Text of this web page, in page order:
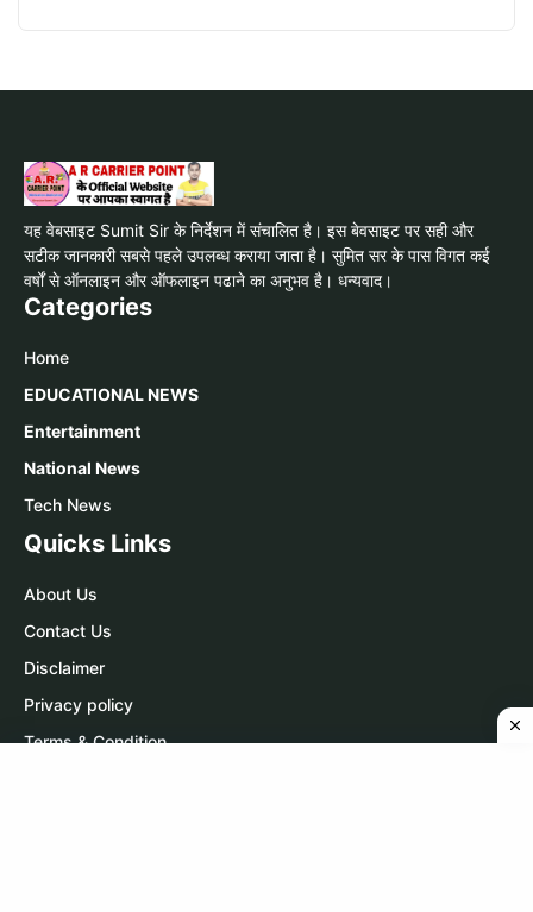
यह वेबसाइट Sumit Sir के निर्देशन में संचालित है। इस बेवसाइट पर सही और
सटीक जानकारी सबसे पहले उपलब्ध कराया जाता है। सुमित सर के पास विगत कई
वर्षों से ऑनलाइन और ऑफलाइन पढाने का अनुभव है। धन्यवाद।
Categories
Home
EDUCATIONAL NEWS
Entertainment
National News
Tech News
Quicks Links
About Us
Contact Us
Disclaimer
Privacy policy
Terms & Condition